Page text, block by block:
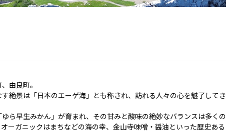
由良町。
絶景は「日本のエーゲ海」とも称され、訪れる人々の心を魅了してき
ら早生みかん」が育まれ、その甘みと酸味の絶妙なバランスは多くの
ーガニックはまちなどの海の幸、金山寺味噌・醤油といった歴史ある